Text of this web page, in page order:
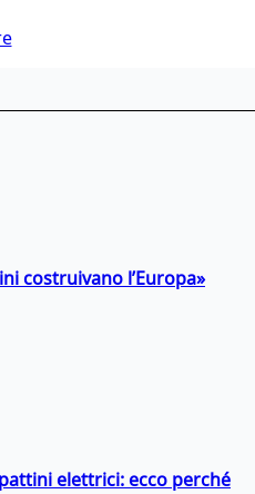
costruivano l’Europa»
elettrici: ecco perché